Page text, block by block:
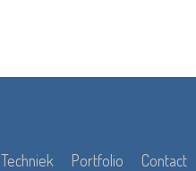
Techniek Portfolio Contact